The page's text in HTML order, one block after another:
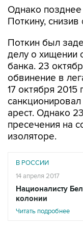
Однако позднее
Поткину,
Поткин был
делу о хищении
банка. 23
обвинение в
17 октября
арест. Однако
пресечения на
изоляторе.
В РОССИИ
14 апреля 2017
Националисту
колонии
Читать подробнее